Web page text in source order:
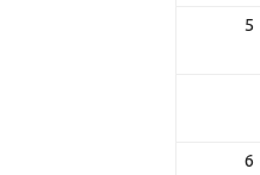
5
6